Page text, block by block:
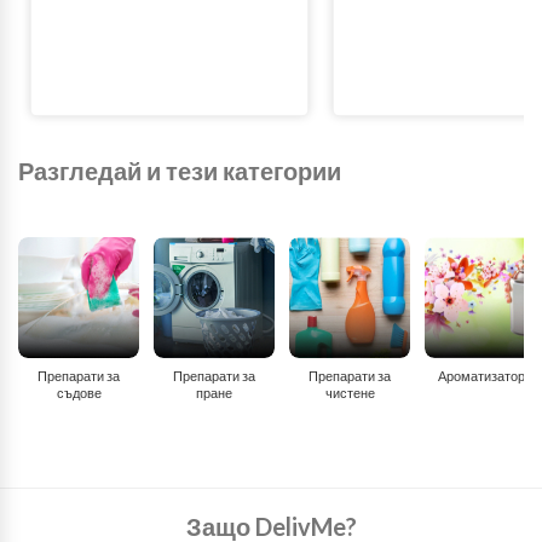
Разгледай и тези категории
Препарати за
съдове
Препарати за
пране
Препарати за
чистене
Ароматизатори
Защо DelivMe?